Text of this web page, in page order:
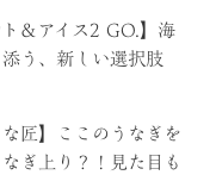
ト＆アイス2 GO.】海
う、新しい選択肢
な匠】ここのうなぎを
ぎ上り？！見た目も